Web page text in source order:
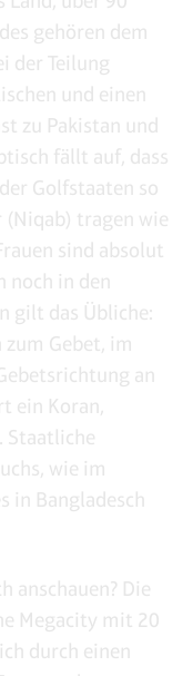
gehören dem
der Teilung
und einen
zu Pakistan und
fällt auf, dass
Golfstaaten so
(Niqab) tragen wie
sind absolut
noch in den
gilt das Übliche:
zum Gebet, im
an
ein Koran,
Staatliche
wie im
in Bangladesch
anschauen? Die
Megacity mit 20
durch einen